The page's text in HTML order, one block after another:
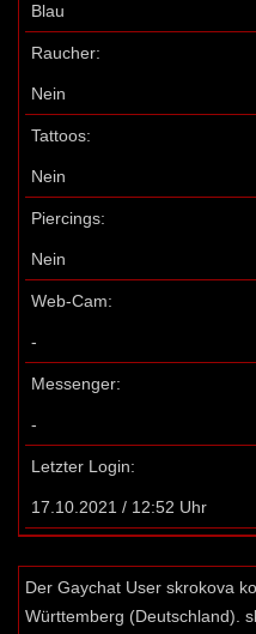
Blau
Raucher:
Nein
Tattoos:
Nein
Piercings:
Nein
Web-Cam:
-
Messenger:
-
Letzter Login:
17.10.2021 / 12:52 Uhr
Der Gaychat User skrokova
Württemberg (Deutschland).